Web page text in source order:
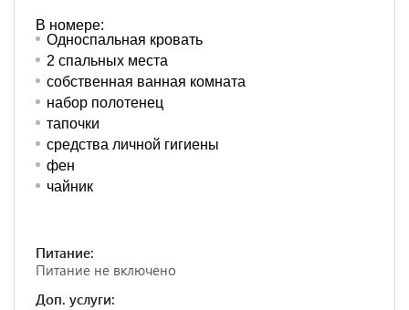
В номере:
Односпальная кровать
2 спальных места
собственная ванная комната
набор полотенец
тапочки
средства личной гигиены
фен
чайник
Питание:
Питание не включено
Доп. услуги: